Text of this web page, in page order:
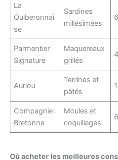
La
Quiberonnai
se
Sardines
millésimées
Parmentier
Signature
Maquereaux
grillés
Auriou
Terrines et
pâtés
Compagnie
Bretonne
Moules et
coquillages
Où acheter les meilleures